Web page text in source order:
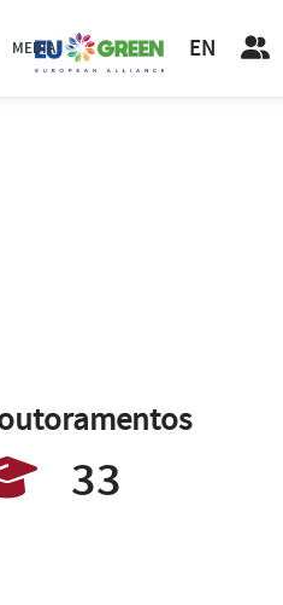
MEDIA EN
33